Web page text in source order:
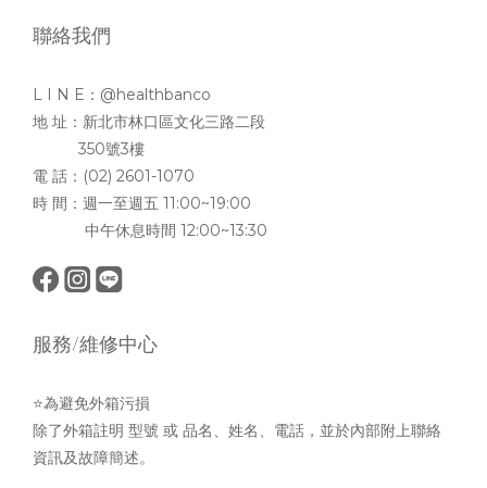
聯絡我們
L I N E：@healthbanco
地 址：新北市林口區文化三路二段
350號3樓
電 話：(02) 2601-1070
時 間：週一至週五 11:00~19:00
中午休息時間 12:00~13:30
服務/維修中心
⭐為避免外箱污損
除了外箱註明 型號 或 品名、姓名、電話，並於內部附上聯絡
資訊及故障簡述。